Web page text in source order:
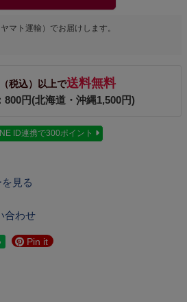
マト運輸） でお届けします。
税込）以上で送料無料
800円(北海道・沖縄1,500円)
ID連携で300ポイント
見る
合わせ
Pin it